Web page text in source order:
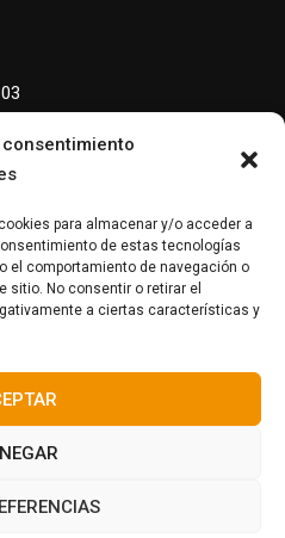
para almacenar y/o acceder a
de estas tecnologías
el comportamiento de navegación o
sitio. No consentir o retirar el
a ciertas características y
derechos reservados.